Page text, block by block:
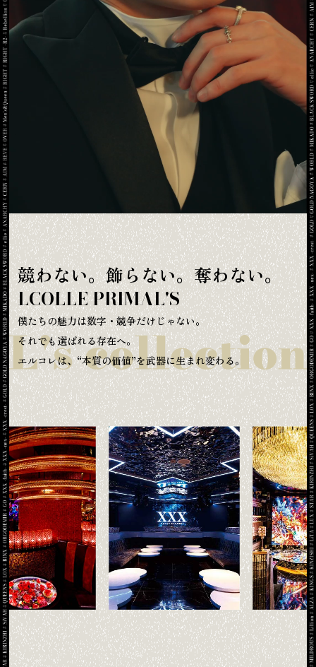
競わない。飾らない。奪わない。
LCOLLE PRIMAL'S
僕たちの魅力は数字・競争だけじゃない。
それでも選ばれる存在へ。
エルコレは、“本質の価値”を武器に生まれ変わる。